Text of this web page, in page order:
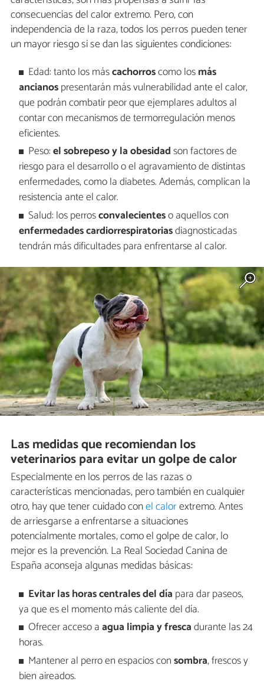
consecuencias del calor extremo. Pero, con
independencia de la raza, todos los perros pueden tener
un mayor riesgo si se dan las siguientes condiciones:
Edad: tanto los máscachorroscomo losmás
ancianospresentarán más vulnerabilidad ante el calor,
que podrán combatir peor que ejemplares adultos al
contar con mecanismos de termorregulación menos
eficientes.
Peso:el sobrepeso y la obesidadson factores de
riesgo para el desarrollo o el agravamiento de distintas
enfermedades, como la diabetes. Además, complican la
resistencia ante el calor.
Salud: los perrosconvalecienteso aquellos con
enfermedades cardiorrespiratoriasdiagnosticadas
tendrán más dificultades para enfrentarse al calor.
Las medidas que recomiendan los
veterinarios para evitar un golpe de calor
Especialmente en los perros de las razas o
características mencionadas, pero también en cualquier
otro, hay que tener cuidado conel calorextremo. Antes
de arriesgarse a enfrentarse a situaciones
potencialmente mortales, como el golpe de calor, lo
mejor es la prevención. La Real Sociedad Canina de
España aconseja algunas medidas básicas:
Evitarlas horas centrales del día para dar paseos,
ya que es el momento más caliente del día.
Ofrecer acceso aagua limpia y frescadurante las 24
horas.
Mantener al perro en espacios consombra, frescos y
bien aireados.